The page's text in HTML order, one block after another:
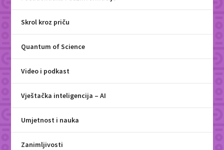
Skrol kroz priču
Quantum of Science
Video i podkast
Vještačka inteligencija – AI
Umjetnost i nauka
Zanimljivosti